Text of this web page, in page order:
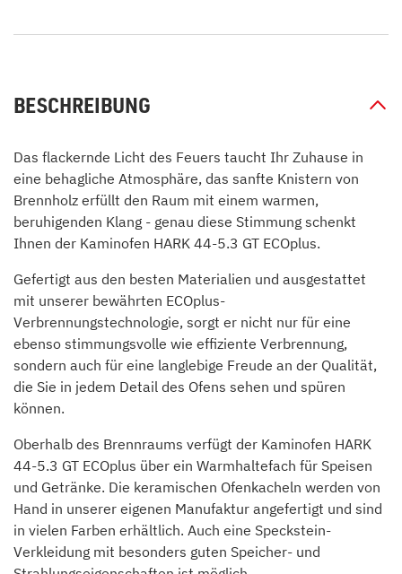
BESCHREIBUNG
Das flackernde Licht des Feuers taucht Ihr Zuhause in
eine behagliche Atmosphäre, das sanfte Knistern von
Brennholz erfüllt den Raum mit einem warmen,
beruhigenden Klang - genau diese Stimmung schenkt
Ihnen der Kaminofen HARK 44-5.3 GT ECOplus.
Gefertigt aus den besten Materialien und ausgestattet
mit unserer bewährten ECOplus-
Verbrennungstechnologie, sorgt er nicht nur für eine
ebenso stimmungsvolle wie effiziente Verbrennung,
sondern auch für eine langlebige Freude an der Qualität,
die Sie in jedem Detail des Ofens sehen und spüren
können.
Oberhalb des Brennraums verfügt der Kaminofen HARK
44-5.3 GT ECOplus über ein Warmhaltefach für Speisen
und Getränke. Die keramischen Ofenkacheln werden von
Hand in unserer eigenen Manufaktur angefertigt und sind
in vielen Farben erhältlich. Auch eine Speckstein-
Verkleidung mit besonders guten Speicher- und